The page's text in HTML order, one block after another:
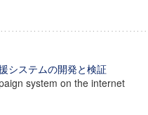
システムの開発と検証
system on the internet